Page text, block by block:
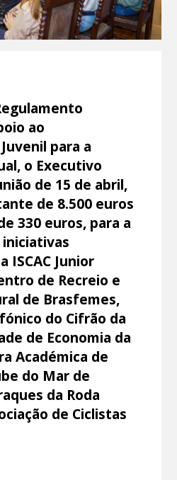
ao
para a
o Executivo
de 15 de abril,
de 8.500 euros
330 euros, para a
ISCAC Junior
de Recreio e
de Brasfemes,
do Cifrão da
de Economia da
Académica de
do Mar de
da Roda
de Ciclistas